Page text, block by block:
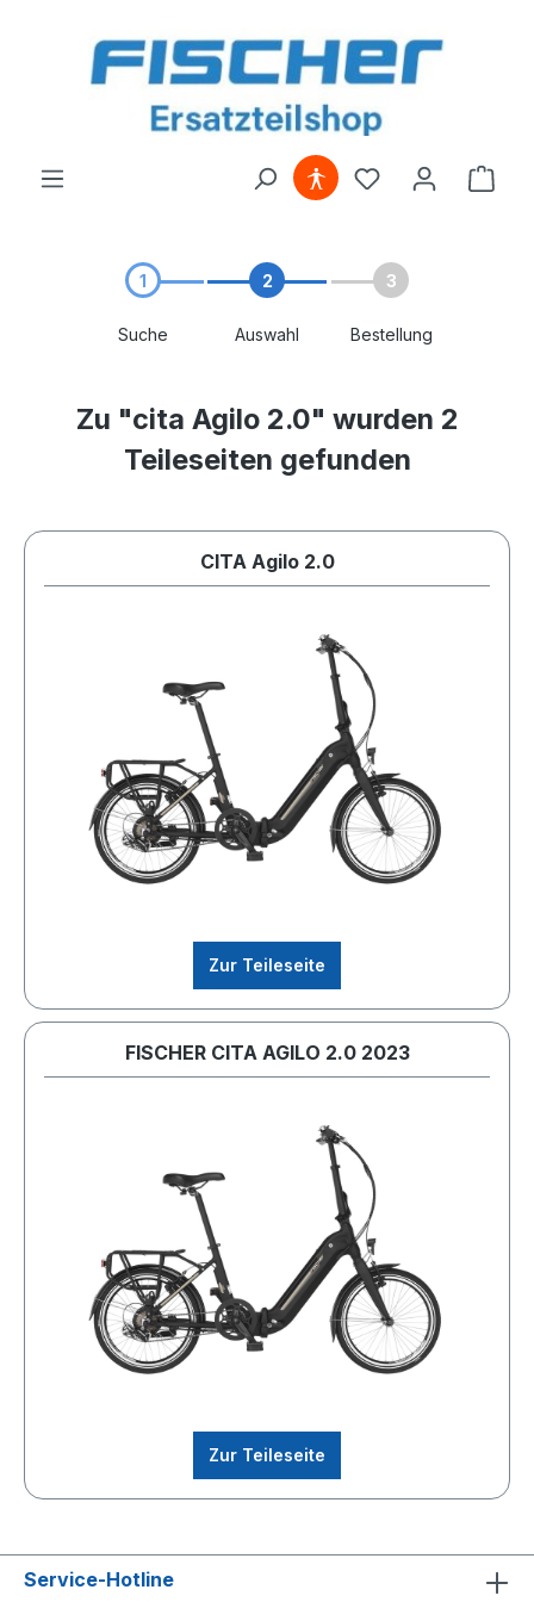
1
Suche
2
Auswahl
3
Bestellung
Zu "cita Agilo 2.0" wurden 2
Teileseiten gefunden
CITA Agilo 2.0
Zur Teileseite
FISCHER CITA AGILO 2.0 2023
Zur Teileseite
Service-Hotline